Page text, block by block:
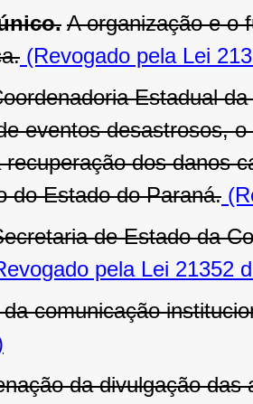
A organização e o
(Revogado pela Lei
Estadual
eventos desastrosos,
recuperação dos danos
do Estado do Paraná.
de Estado da
pela Lei 21352
comunicação
da divulgação das